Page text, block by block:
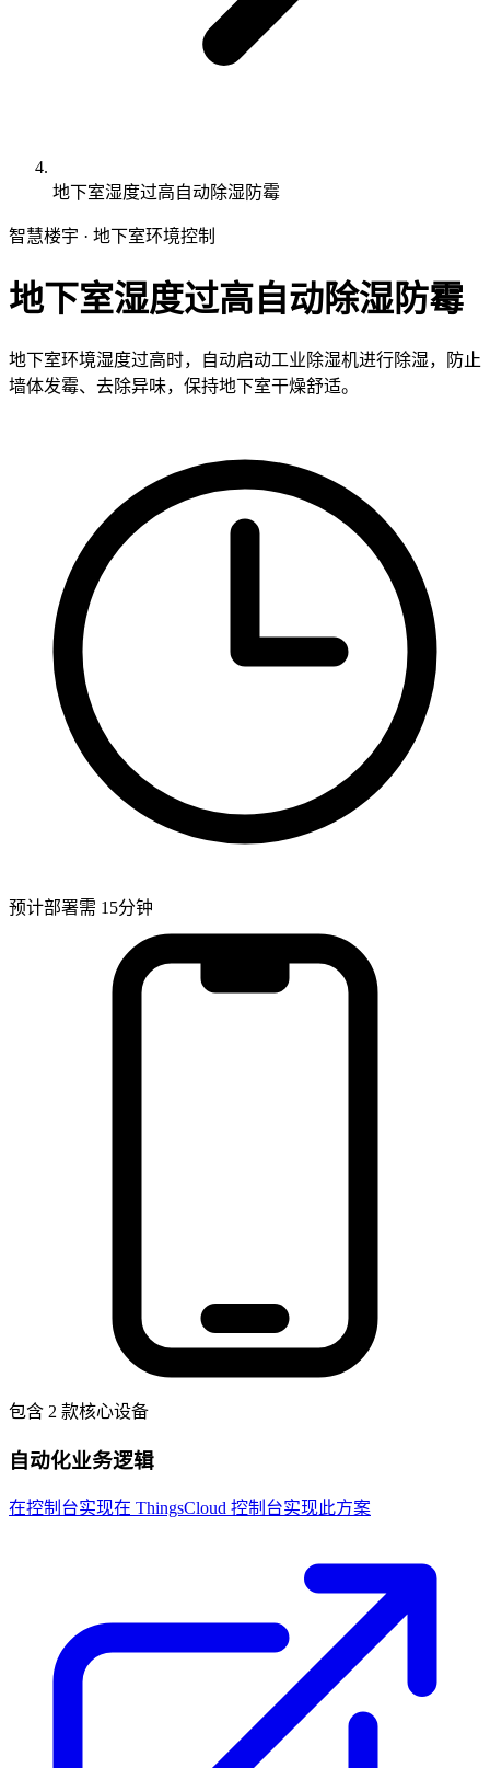
地下室湿度过高自动除湿防霉
智慧楼宇 · 地下室环境控制
地下室湿度过高自动除湿防霉
地下室环境湿度过高时，自动启动工业除湿机进行除湿，防止
墙体发霉、去除异味，保持地下室干燥舒适。
预计部署需 15分钟
包含 2 款核心设备
自动化业务逻辑
在控制台实现在 ThingsCloud 控制台实现此方案